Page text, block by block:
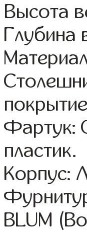
Высота
Глубина
Фартук:
пластик.
Корпус:
BLUM